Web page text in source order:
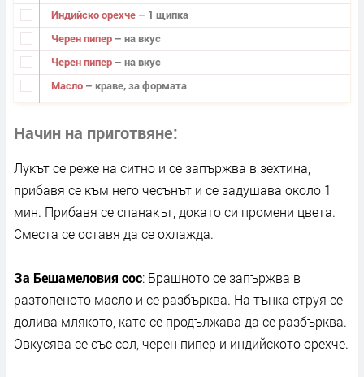
Индийско орехче – 1 щипка
Черен пипер – на вкус
Черен пипер – на вкус
Масло – краве, за формата
Начин на приготвяне
Лукът се реже на ситно и се запържва в зехтина,
прибавя се към него чесънът и се задушава около 1
мин. Прибавя се спанакът, докато си промени цвета.
Сместа се оставя да се охлажда.
За Бешамеловия сос: Брашното се запържва в
разтопеното масло и се разбърква. На тънка струя се
долива млякото, като се продължава да се разбърква.
Овкусява се със сол, черен пипер и индийското орехче.